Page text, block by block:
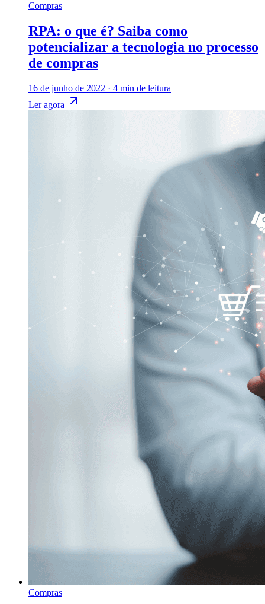
Compras
RPA: o que é? Saiba como
potencializar a tecnologia no processo
de compras
16 de junho de 2022 · 4 min de leitura
Ler agora
Compras